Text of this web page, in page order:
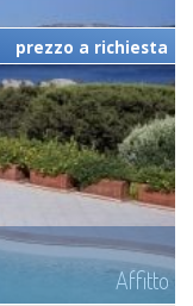
Affitto
prezzo a richiesta